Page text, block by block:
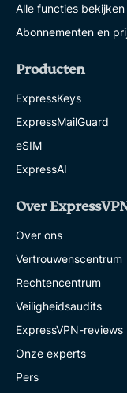
Alle functies bekijken
Abonnementen en
Producten
ExpressKeys
ExpressMailGuard
eSIM
ExpressAI
Over
Over ons
Vertrouwenscentrum
Rechtencentrum
Veiligheidsaudits
ExpressVPN-reviews
Onze experts
Pers